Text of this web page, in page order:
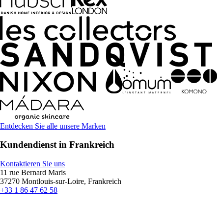
Entdecken Sie alle unsere Marken
Kundendienst in Frankreich
Kontaktieren Sie uns
11 rue Bernard Maris
37270 Montlouis-sur-Loire, Frankreich
+33 1 86 47 62 58